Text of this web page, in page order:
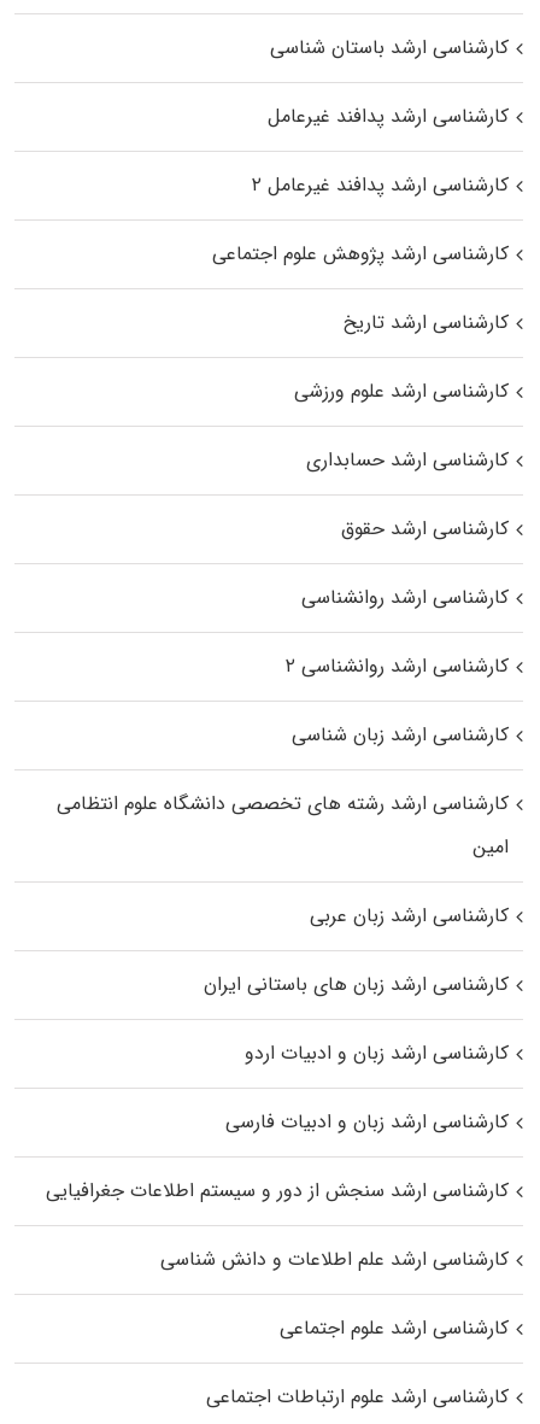
کارشناسی ارشد باستان شناسی
کارشناسی ارشد پدافند غیرعامل
کارشناسی ارشد پدافند غیرعامل ۲
کارشناسی ارشد پژوهش علوم اجتماعی
کارشناسی ارشد تاریخ
کارشناسی ارشد علوم ورزشی
کارشناسی ارشد حسابداری
کارشناسی ارشد حقوق
کارشناسی ارشد روانشناسی
کارشناسی ارشد روانشناسی ۲
کارشناسی ارشد زبان شناسی
کارشناسی ارشد رﺷﺘﻪ ﻫﺎی تخصصی داﻧﺸﮕﺎه ﻋﻠﻮم انتظامی
اﻣﻴﻦ
کارشناسی ارشد زبان عربی
کارشناسی ارشد زبان‌ های باستانی ایران
کارشناسی ارشد زبان و ادبیات اردو
کارشناسی ارشد زبان و ادبیات فارسی
کارشناسی ارشد سنجش از دور و سیستم اطلاعات جغرافیایی
کارشناسی ارشد علم اطلاعات و دانش شناسی
کارشناسی ارشد علوم اجتماعی
کارشناسی ارشد علوم ارتباطات اجتماعی